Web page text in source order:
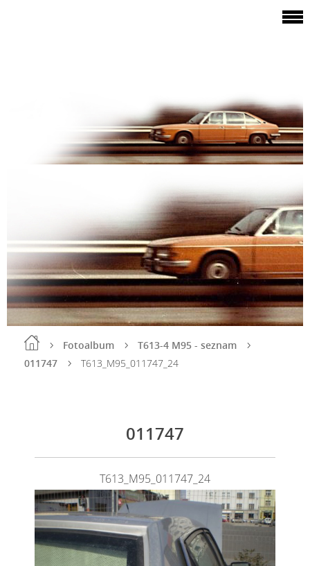
Fotoalbum
T613-4 M95 - seznam
011747
T613_M95_011747_24
011747
T613_M95_011747_24